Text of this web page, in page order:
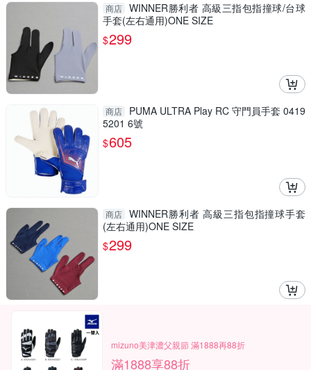
商店 WINNER勝利者 高級三指包指撞球/台球
手套(左右通用)ONE SIZE
$299
商店
PUMA ULTRA Play RC 守門員手套 0419
5201 6號
$605
商店 WINNER勝利者 高級三指包指撞球手套
(左右通用)ONE SIZE
$299
mizuno美津濃父親節 滿1888再88折
滿1888享88折